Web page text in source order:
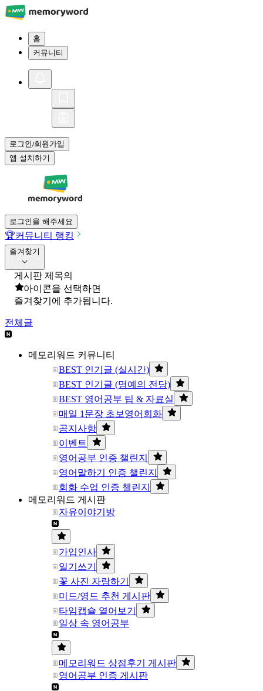
홈
커뮤니티
로그인/회원가입
앱 설치하기
로그인을 해주세요
🏆커뮤니티 랭킹
즐겨찾기
게시판 제목의
아이콘을 선택하면
즐겨찾기에 추가됩니다.
전체글
메모리워드 커뮤니티
BEST 인기글 (실시간)
BEST 인기글 (명예의 전당)
BEST 영어공부 팁 & 자료실
매일 1문장 초보영어회화
공지사항
이벤트
영어공부 인증 챌린지
영어말하기 인증 챌린지
회화 수업 인증 챌린지
메모리워드 게시판
자유이야기방
가입인사
일기쓰기
꽃 사진 자랑하기
미드/영드 추천 게시판
타임캡슐 열어보기
일상 속 영어공부
메모리워드 상점후기 게시판
영어공부 인증 게시판